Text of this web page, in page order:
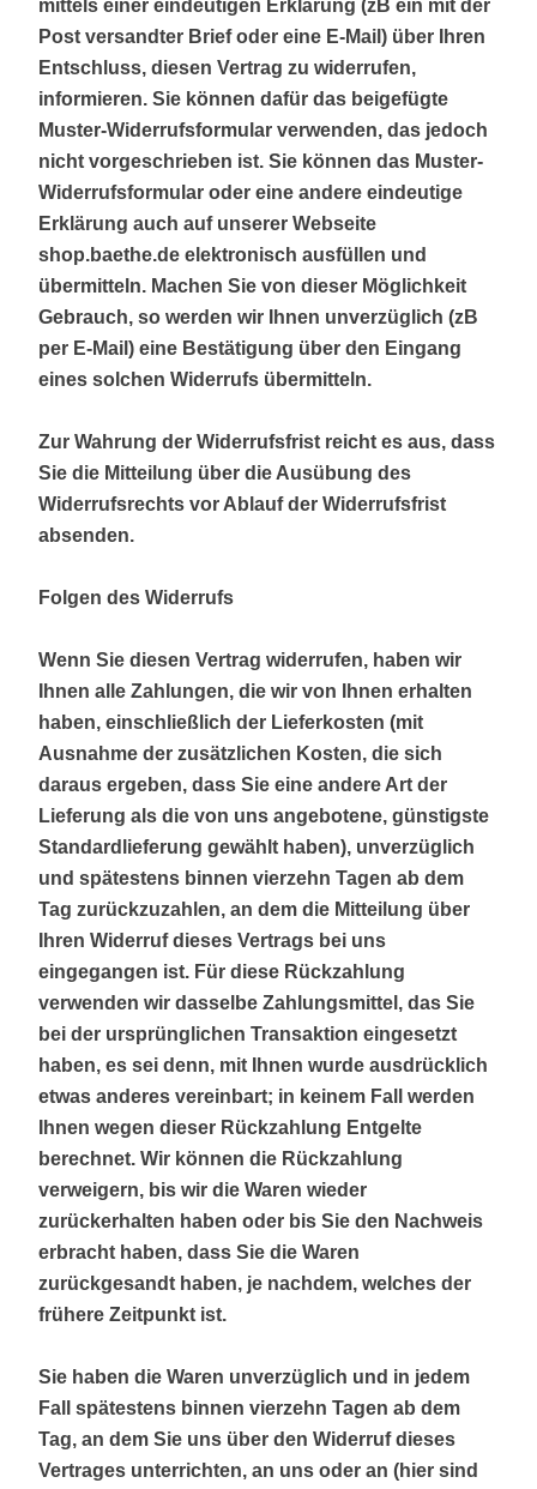
mittels einer eindeutigen Erklärung (zB ein mit der
Post versandter Brief oder eine E-Mail) über Ihren
Entschluss, diesen Vertrag zu widerrufen,
informieren. Sie können dafür das beigefügte
Muster-Widerrufsformular verwenden, das jedoch
nicht vorgeschrieben ist. Sie können das Muster-
Widerrufsformular oder eine andere eindeutige
Erklärung auch auf unserer Webseite
shop.baethe.de elektronisch ausfüllen und
übermitteln. Machen Sie von dieser Möglichkeit
Gebrauch, so werden wir Ihnen unverzüglich (zB
per E-Mail) eine Bestätigung über den Eingang
eines solchen Widerrufs übermitteln.
Zur Wahrung der Widerrufsfrist reicht es aus, dass
Sie die Mitteilung über die Ausübung des
Widerrufsrechts vor Ablauf der Widerrufsfrist
absenden.
Folgen des Widerrufs
Wenn Sie diesen Vertrag widerrufen, haben wir
Ihnen alle Zahlungen, die wir von Ihnen erhalten
haben, einschließlich der Lieferkosten (mit
Ausnahme der zusätzlichen Kosten, die sich
daraus ergeben, dass Sie eine andere Art der
Lieferung als die von uns angebotene, günstigste
Standardlieferung gewählt haben), unverzüglich
und spätestens binnen vierzehn Tagen ab dem
Tag zurückzuzahlen, an dem die Mitteilung über
Ihren Widerruf dieses Vertrags bei uns
eingegangen ist. Für diese Rückzahlung
verwenden wir dasselbe Zahlungsmittel, das Sie
bei der ursprünglichen Transaktion eingesetzt
haben, es sei denn, mit Ihnen wurde ausdrücklich
etwas anderes vereinbart; in keinem Fall werden
Ihnen wegen dieser Rückzahlung Entgelte
berechnet. Wir können die Rückzahlung
verweigern, bis wir die Waren wieder
zurückerhalten haben oder bis Sie den Nachweis
erbracht haben, dass Sie die Waren
zurückgesandt haben, je nachdem, welches der
frühere Zeitpunkt ist.
Sie haben die Waren unverzüglich und in jedem
Fall spätestens binnen vierzehn Tagen ab dem
Tag, an dem Sie uns über den Widerruf dieses
Vertrages unterrichten, an uns oder an (hier sind